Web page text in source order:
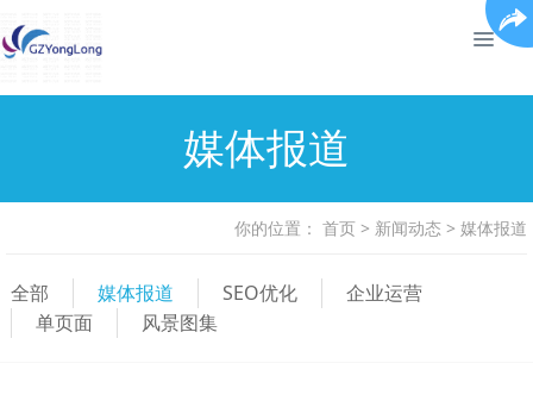
媒体报道
你的位置： 首页 > 新闻动态 > 媒体报道
全部 媒体报道 SEO优化
企业运营
单页面
风景图集